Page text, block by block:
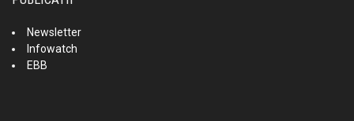
Newsletter
Infowatch
EBB